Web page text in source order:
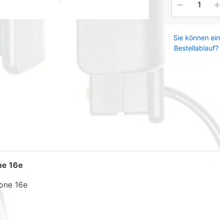
Sie können
16e
16e